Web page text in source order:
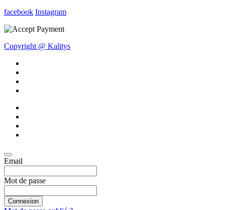
facebook Instagram
Copyright @ Kalitys
Email
Mot de passe
Connexion